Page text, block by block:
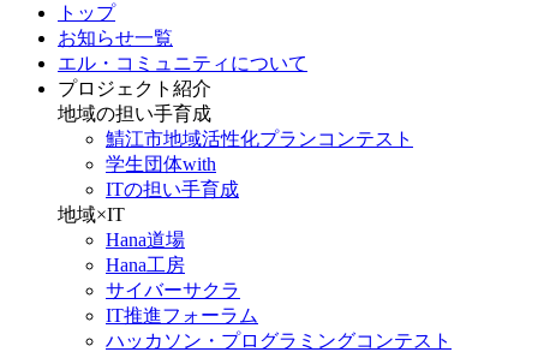
トップ
お知らせ一覧
エル・コミュニティについて
プロジェクト紹介
地域の担い手育成
鯖江市地域活性化プランコンテスト
学生団体with
ITの担い手育成
地域×IT
Hana道場
Hana工房
サイバーサクラ
IT推進フォーラム
ハッカソン・プログラミングコンテスト